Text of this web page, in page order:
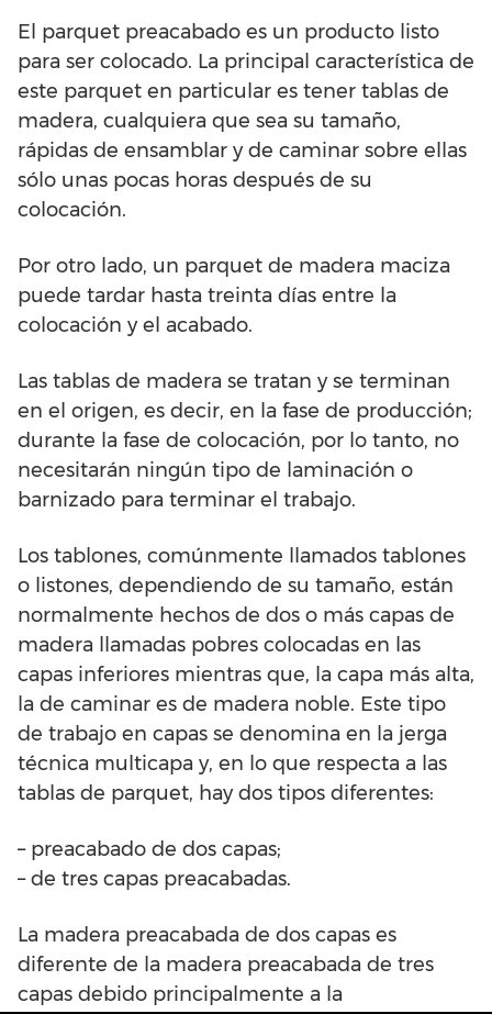
El parquet preacabado es un producto listo
para ser colocado. La principal característica de
este parquet en particular es tener tablas de
madera, cualquiera que sea su tamaño,
rápidas de ensamblar y de caminar sobre ellas
sólo unas pocas horas después de su
colocación.
Por otro lado, un parquet de madera maciza
puede tardar hasta treinta días entre la
colocación y el acabado.
Las tablas de madera se tratan y se terminan
en el origen, es decir, en la fase de producción;
durante la fase de colocación, por lo tanto, no
necesitarán ningún tipo de laminación o
barnizado para terminar el trabajo.
Los tablones, comúnmente llamados tablones
o listones, dependiendo de su tamaño, están
normalmente hechos de dos o más capas de
madera llamadas pobres colocadas en las
capas inferiores mientras que, la capa más alta,
la de caminar es de madera noble. Este tipo
de trabajo en capas se denomina en la jerga
técnica multicapa y, en lo que respecta a las
tablas de parquet, hay dos tipos diferentes:
– preacabado de dos capas;
– de tres capas preacabadas.
La madera preacabada de dos capas es
diferente de la madera preacabada de tres
capas debido principalmente a la